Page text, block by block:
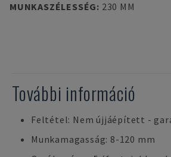
MUNKASZÉLESSÉG: 230 MM
További információ
Feltétel: Nem újjáépített -
Munkamagasság: 8-120 mm